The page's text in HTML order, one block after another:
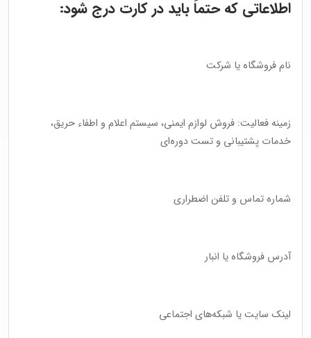
اطلاعاتی که حتماً باید در کارت درج شود:
نام فروشگاه یا شرکت
زمینه فعالیت: فروش لوازم ایمنی، سیستم اعلام و اطفاء حریق،
خدمات پشتیبانی و تست دوره‌ای
شماره تماس و تلفن اضطراری
آدرس فروشگاه یا انبار
لینک سایت یا شبکه‌های اجتماعی